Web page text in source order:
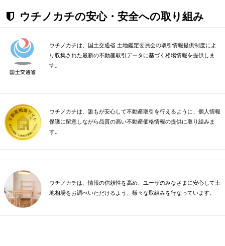
ウチノカチの安心・安全への取り組み
ウチノカチは、国土交通省 土地鑑定委員会の取引情報提供制度によ
り収集された最新の不動産取引データに基づく相場情報を提供しま
す。
ウチノカチは、誰もが安心して不動産取引を行えるように、個人情報
保護に留意しながら品質の高い不動産価格情報の提供に取り組みま
す。
ウチノカチは、情報の信頼性を高め、ユーザのみなさまに安心して土
地相場をお調べいただけるよう、様々な取組みを行なっています。